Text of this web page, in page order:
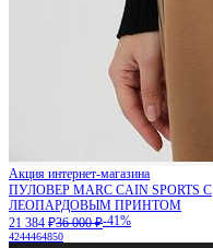
Акция интернет-магазина
ПУЛОВЕР MARC CAIN SPORTS С
ЛЕОПАРДОВЫМ ПРИНТОМ
21 384 ₽36 000 ₽-41%
4244464850